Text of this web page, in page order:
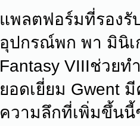
แพลตฟอร์มที่รองรั
อุปกรณ์พก พา มินิเ
Fantasy VIIIช่วยท
ยอดเยี่ยม Gwent
ความลึกที่เพิ่มขึ้นนี้